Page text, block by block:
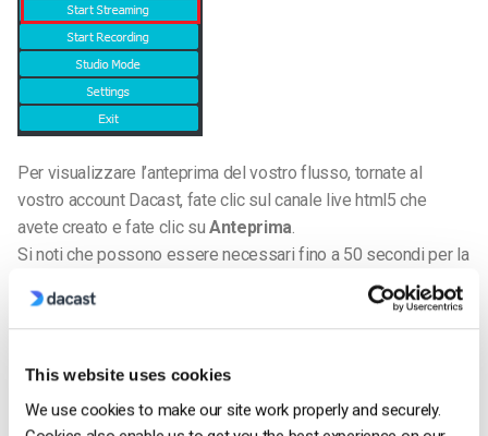
This website uses cookies
We use cookies to make our site work properly and securely.
Per visualizzare l’anteprima del vostro flusso, tornate al
vostro account Dacast, fate clic sul canale live html5 che
avete creato e fate clic suAnteprima.
Si noti che possono essere necessari fino a 50 secondi per la
messa in linea. Per opzioni di streaming a bassa latenza,
contattateci.
Se il problema persiste, si prega di contattare il nostro team di